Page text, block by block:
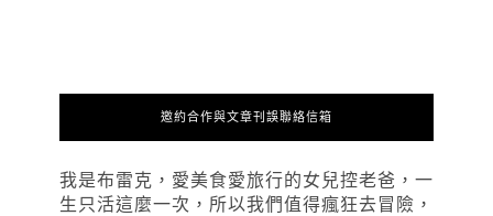
邀約合作與文章刊誤聯絡信箱
我是布雷克，愛美食愛旅行的女兒控老爸，一
生只活這麼一次，所以我們值得瘋狂去冒險，